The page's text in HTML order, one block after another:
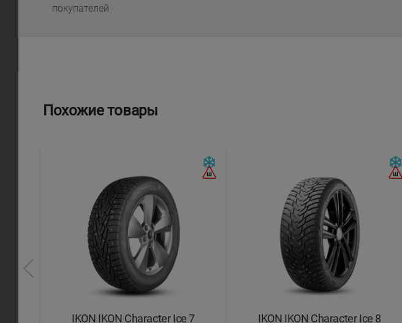
покупателей
Похожие товары
IKON IKON Character Ice 7
IKON IKON Character Ice 8